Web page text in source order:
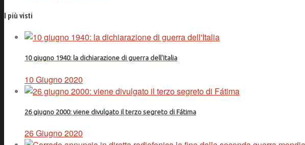
I più visti
10 giugno 1940: la dichiarazione di guerra dell'Italia
10 Giugno 2020
26 giugno 2000: viene divulgato il terzo segreto di Fátima
26 Giugno 2020